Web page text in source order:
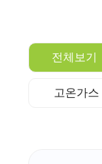
전체보기
고온가스